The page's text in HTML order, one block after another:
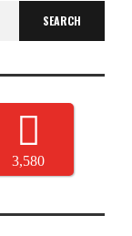
3,580